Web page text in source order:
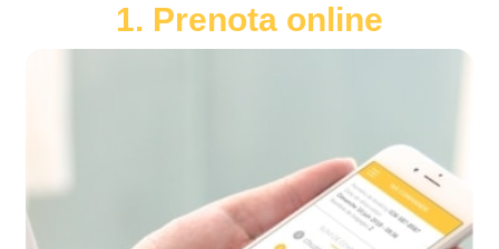
1. Prenota online